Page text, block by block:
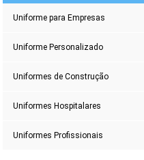
Uniforme para Empresas
Uniforme Personalizado
Uniformes de Construção
Uniformes Hospitalares
Uniformes Profissionais